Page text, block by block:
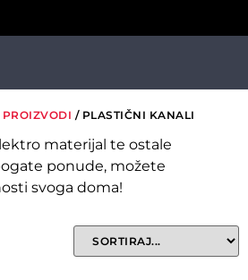
/ PLASTIČNI KANALI
materijal te ostale
ponude, možete
svoga doma!